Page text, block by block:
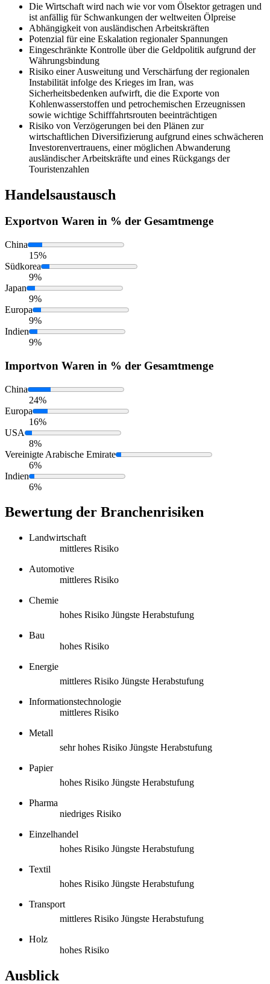
Die Wirtschaft wird nach wie vor vom Ölsektor getragen und
ist anfällig für Schwankungen der weltweiten Ölpreise
Abhängigkeit von ausländischen Arbeitskräften
Potenzial für eine Eskalation regionaler Spannungen
Eingeschränkte Kontrolle über die Geldpolitik aufgrund der
Währungsbindung
Risiko einer Ausweitung und Verschärfung der regionalen
Instabilität infolge des Krieges im Iran, was
Sicherheitsbedenken aufwirft, die die Exporte von
Kohlenwasserstoffen und petrochemischen Erzeugnissen
sowie wichtige Schifffahrtsrouten beeinträchtigen
Risiko von Verzögerungen bei den Plänen zur
wirtschaftlichen Diversifizierung aufgrund eines schwächeren
Investorenvertrauens, einer möglichen Abwanderung
ausländischer Arbeitskräfte und eines Rückgangs der
Touristenzahlen
Handelsaustausch
Exportvon Waren in % der Gesamtmenge
China
15%
Südkorea
9%
Japan
9%
Europa
9%
Indien
9%
Importvon Waren in % der Gesamtmenge
China
24%
Europa
16%
USA
8%
Vereinigte Arabische Emirate
6%
Indien
6%
Bewertung der Branchenrisiken
Landwirtschaft
mittleres Risiko
Automotive
mittleres Risiko
Chemie
hohes Risiko Jüngste Herabstufung
Bau
hohes Risiko
Energie
mittleres Risiko Jüngste Herabstufung
Informationstechnologie
mittleres Risiko
Metall
sehr hohes Risiko Jüngste Herabstufung
Papier
hohes Risiko Jüngste Herabstufung
Pharma
niedriges Risiko
Einzelhandel
hohes Risiko Jüngste Herabstufung
Textil
hohes Risiko Jüngste Herabstufung
Transport
mittleres Risiko Jüngste Herabstufung
Holz
hohes Risiko
Ausblick